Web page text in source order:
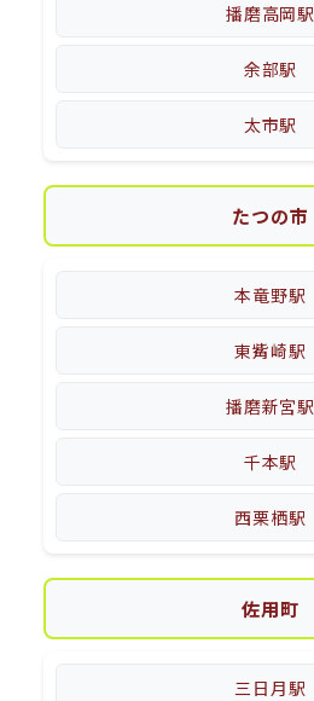
播磨高岡駅
余部駅
太市駅
たつの市
本竜野駅
東觜崎駅
播磨新宮駅
千本駅
西栗栖駅
佐用町
三日月駅